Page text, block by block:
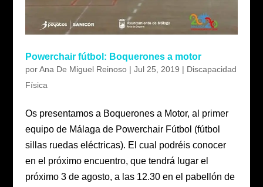
Powerchair fútbol: Boquerones a motor
porAna De Miguel Reinoso| Jul 25, 2019 | Discapacidad
Física
Os presentamos a Boquerones a Motor, al primer
equipo de Málaga de Powerchair Fútbol (fútbol
sillas ruedas eléctricas). El cual podréis conocer
en el próximo encuentro, que tendrá lugar el
próximo 3 de agosto, a las 12.30 en el pabellón de